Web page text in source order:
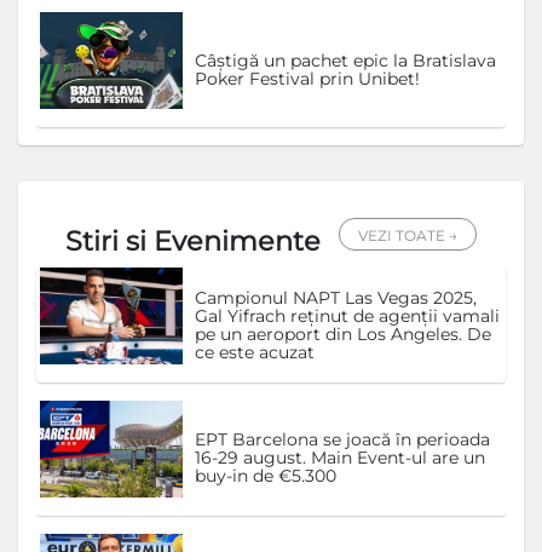
Câștigă un pachet epic la Bratislava
Poker Festival prin Unibet!
Stiri si Evenimente VEZI TOATE →
Campionul NAPT Las Vegas 2025,
Gal Yifrach reținut de agenții vamali
pe un aeroport din Los Angeles. De
ce este acuzat
EPT Barcelona se joacă în perioada
16-29 august. Main Event-ul are un
buy-in de €5.300